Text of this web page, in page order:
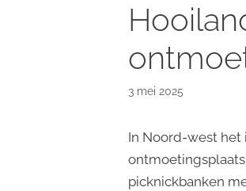
3 mei 2025
In Noord-west
picknickbanken